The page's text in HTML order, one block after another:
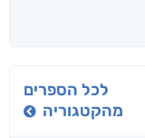
לכל הספרים
מהקטגוריה